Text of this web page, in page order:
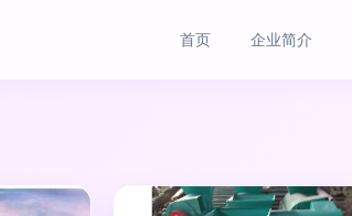
首页 企业简介